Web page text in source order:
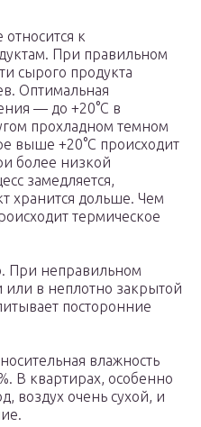
к
При правильном
сырого продукта
Оптимальная
— до +20°C в
прохладном темном
выше +20°C происходит
более низкой
замедляется,
хранится дольше. Чем
термическое
При неправильном
в неплотно закрытой
посторонние
влажность
В квартирах, особенно
воздух очень сухой, и